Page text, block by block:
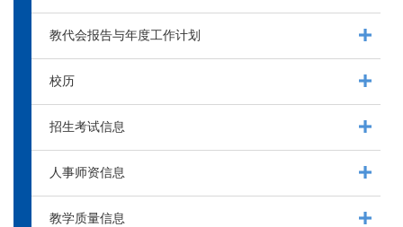
教代会报告与年度工作计划
校历
招生考试信息
人事师资信息
教学质量信息